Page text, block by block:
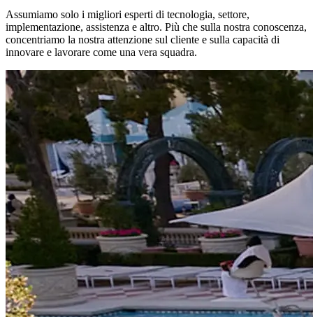
Assumiamo solo i migliori esperti di tecnologia, settore,
implementazione, assistenza e altro. Più che sulla nostra conoscenza,
concentriamo la nostra attenzione sul cliente e sulla capacità di
innovare e lavorare come una vera squadra.